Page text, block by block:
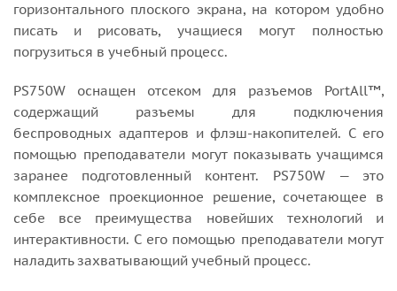
горизонтального плоского экрана, на котором удобно
писать и рисовать, учащиеся могут полностью
погрузиться в учебный процесс.
PS750W оснащен отсеком для разъемов PortAll™,
содержащий разъемы для подключения
беспроводных адаптеров и флэш-накопителей. С его
помощью преподаватели могут показывать учащимся
заранее подготовленный контент. PS750W — это
комплексное проекционное решение, сочетающее в
себе все преимущества новейших технологий и
интерактивности. С его помощью преподаватели могут
наладить захватывающий учебный процесс.